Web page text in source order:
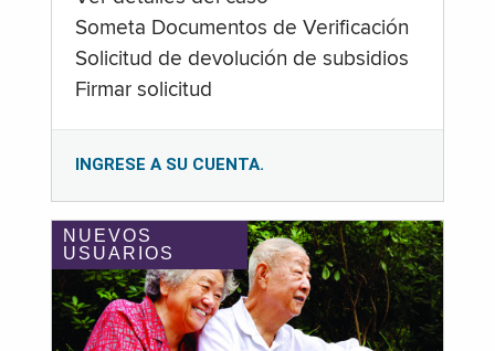
Someta Documentos de Verificación
Solicitud de devolución de subsidios
Firmar solicitud
INGRESE A SU CUENTA.
NUEVOS
USUARIOS